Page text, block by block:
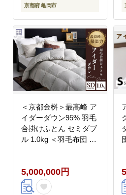
京都府 亀岡市
＜京都金桝＞最高峰 ア
イダーダウン95% 羽毛
合掛けふとん セミダブ
ル 1.0kg ＜羽毛布団 羽
シルク 絹 寝具＞｜モナ
ク
5,000,000円